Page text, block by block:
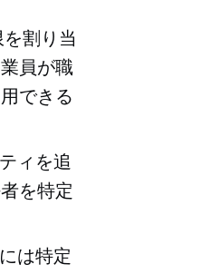
割り当
員が職
できる
ィを追
を特定
は特定